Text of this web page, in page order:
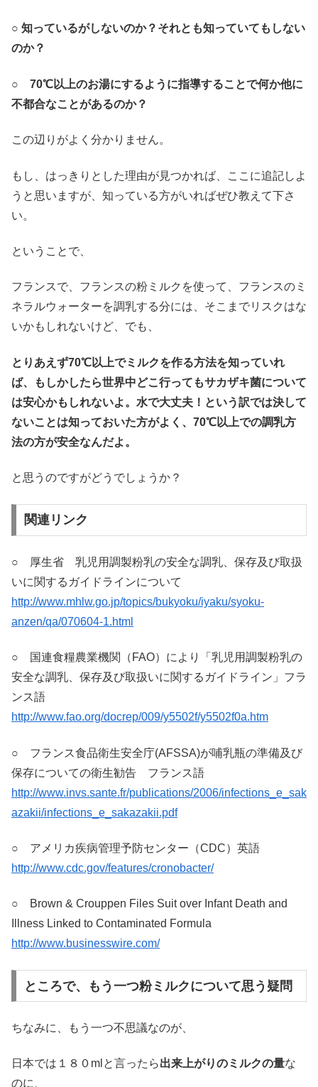
○ 知っているがしないのか？それとも知っていてもしない
のか？
○ 70℃以上のお湯にするように指導することで何か他に
不都合なことがあるのか？
この辺りがよく分かりません。
もし、はっきりとした理由が見つかれば、ここに追記しよ
うと思いますが、知っている方がいればぜひ教えて下さ
い。
ということで、
フランスで、フランスの粉ミルクを使って、フランスのミ
ネラルウォーターを調乳する分には、そこまでリスクはな
いかもしれないけど、でも、
とりあえず70℃以上でミルクを作る方法を知っていれ
ば、もしかしたら世界中どこ行ってもサカザキ菌について
は安心かもしれないよ。水で大丈夫！という訳では決して
ないことは知っておいた方がよく、70℃以上での調乳方
法の方が安全なんだよ。
と思うのですがどうでしょうか？
関連リンク
○ 厚生省 乳児用調製粉乳の安全な調乳、保存及び取扱
いに関するガイドラインについて
http://www.mhlw.go.jp/topics/bukyoku/iyaku/syoku-
anzen/qa/070604-1.html
○ 国連食糧農業機関（FAO）により「乳児用調製粉乳の
安全な調乳、保存及び取扱いに関するガイドライン」フラ
ンス語
http://www.fao.org/docrep/009/y5502f/y5502f0a.htm
○ フランス食品衛生安全庁(AFSSA)が哺乳瓶の準備及び
保存についての衛生勧告 フランス語
http://www.invs.sante.fr/publications/2006/infections_e_sak
azakii/infections_e_sakazakii.pdf
○ アメリカ疾病管理予防センター（CDC）英語
http://www.cdc.gov/features/cronobacter/
○ Brown & Crouppen Files Suit over Infant Death and
Illness Linked to Contaminated Formula
http://www.businesswire.com/
ところで、もう一つ粉ミルクについて思う疑問
ちなみに、もう一つ不思議なのが、
日本では１８０mlと言ったら出来上がりのミルクの量な
のに、